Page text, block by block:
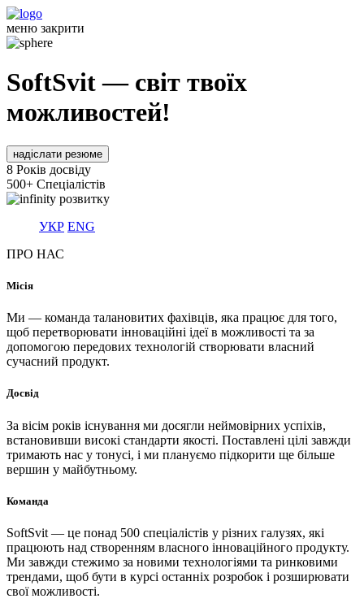
меню закрити
SoftSvit— світ твоїх
можливостей!
надіслати резюме
8 Років досвіду
500+ Спеціалістів
розвитку
УКР ENG
ПРО НАС
Місія
Ми — команда талановитих фахівців, яка працює для того,
щоб перетворювати інноваційні ідеї в можливості та за
допомогою передових технологій створювати власний
сучасний продукт.
Досвід
За вісім років існування ми досягли неймовірних успіхів,
встановивши високі стандарти якості. Поставлені цілі завжди
тримають нас у тонусі, і ми плануємо підкорити ще більше
вершин у майбутньому.
Команда
SoftSvit — це понад 500 спеціалістів у різних галузях, які
працюють над створенням власного інноваційного продукту.
Ми завжди стежимо за новими технологіями та ринковими
трендами, щоб бути в курсі останніх розробок і розширювати
свої можливості.